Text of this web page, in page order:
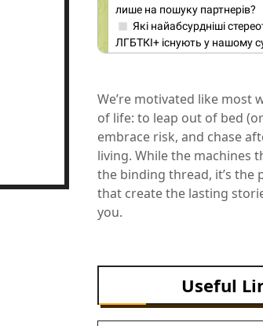
We’re motivated like most
of life: to leap out of bed
embrace risk, and chase
living. While the machines
the binding thread, it’s the
that create the lasting
you.
Useful